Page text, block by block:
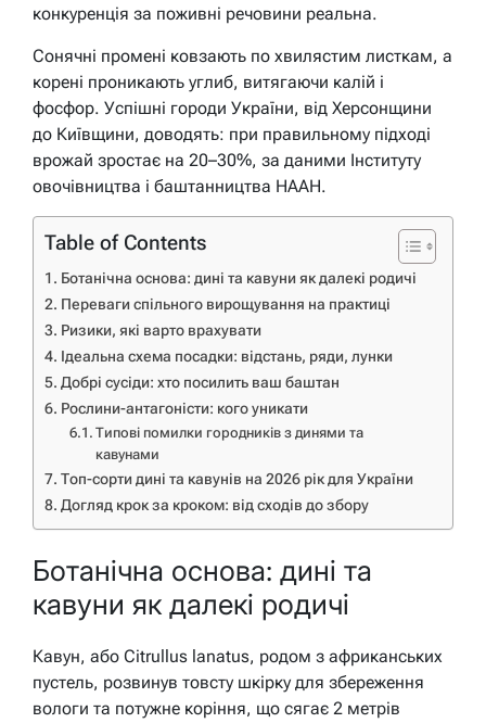
конкуренція за поживні речовини реальна.
Сонячні промені ковзають по хвилястим листкам, а
корені проникають углиб, витягаючи калій і
фосфор. Успішні городи України, від Херсонщини
до Київщини, доводять: при правильному підході
врожай зростає на 20–30%, за даними Інституту
овочівництва і баштанництва НААН.
Table of Contents
Ботанічна основа: дині та кавуни як далекі родичі
Переваги спільного вирощування на практиці
Ризики, які варто врахувати
Ідеальна схема посадки: відстань, ряди, лунки
Добрі сусіди: хто посилить ваш баштан
Рослини-антагоністи: кого уникати
Типові помилки городників з динями та
кавунами
Топ-сорти дині та кавунів на 2026 рік для України
Догляд крок за кроком: від сходів до збору
Ботанічна основа: дині та
кавуни як далекі родичі
Кавун, або Citrullus lanatus, родом з африканських
пустель, розвинув товсту шкірку для збереження
вологи та потужне коріння, що сягає 2 метрів